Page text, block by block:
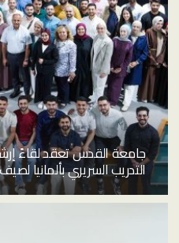
جامعة القدس تعقد لقاءً
التدريب السريري بألمانيا لصيف